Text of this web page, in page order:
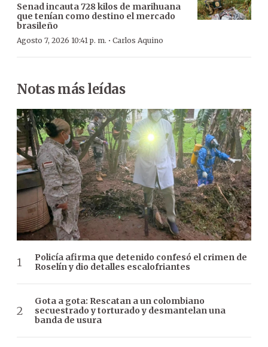
Senad incauta 728 kilos de marihuana
que tenían como destino el mercado
brasileño
Agosto 7, 2026 10:41 p. m. · Carlos Aquino
Notas más leídas
Policía afirma que detenido confesó el crimen de
Roselín y dio detalles escalofriantes
Gota a gota: Rescatan a un colombiano
secuestrado y torturado y desmantelan una
banda de usura